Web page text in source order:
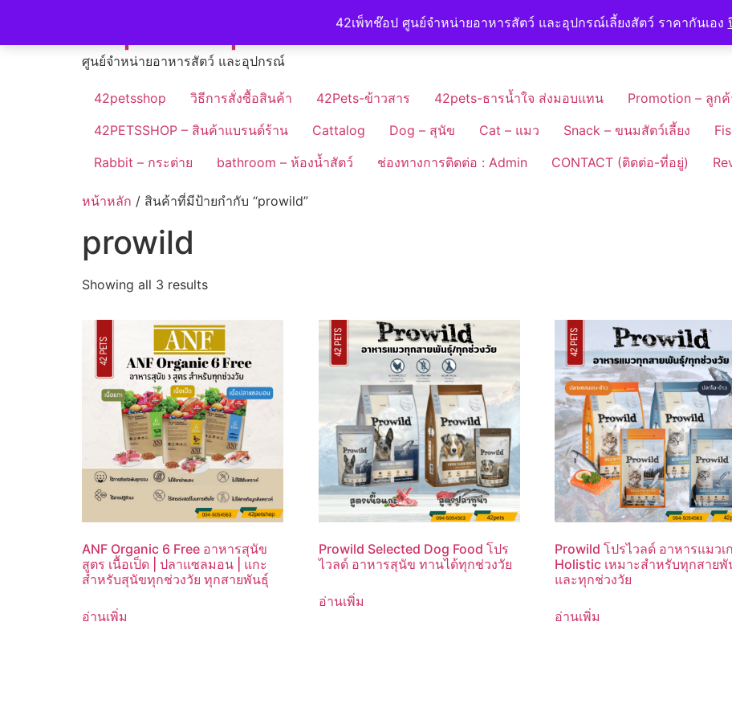
42เพ็ทช๊อป ศูนย์จำหน่ายอาหารสัตว์ และอุปกรณ์เลี้ยงสัตว์ ราคากันเอง
content
ศูนย์จำหน่ายอาหารสัตว์ และอุปกรณ์
42petsshop วิธีการสั่งซื้อสินค้า 42Pets-ข้าวสาร 42pets-ธารน้ำใจ ส่งมอบแทน Promotion – ลูก
42PETSSHOP – สินค้าแบรนด์ร้าน
Cattalog Dog – สุนัข Cat – แมว Snack – ขนมสัตว์เลี้ยง
Rabbit – กระต่าย
bathroom – ห้องน้ำสัตว์ ช่องทางการติดต่อ : Admin CONTACT (ติดต่อ-ที่อยู่)
หน้าหลัก / สินค้าที่มีป้ายกำกับ “prowild”
prowild
Showing all 3 results
ANF Organic 6 Free อาหารสุนัข
สูตร เนื้อเป็ด | ปลาแซลมอน | แกะ
สำหรับสุนัขทุกช่วงวัย ทุกสายพันธุ์
อ่านเพิ่ม
Prowild Selected Dog Food โปร
ไวลด์ อาหารสุนัข ทานได้ทุกช่วงวัย
อ่านเพิ่ม
Prowild โปรไวลด์ อาหารแมวเ
Holistic เหมาะสำหรับทุกสายพั
และทุกช่วงวัย
อ่านเพิ่ม